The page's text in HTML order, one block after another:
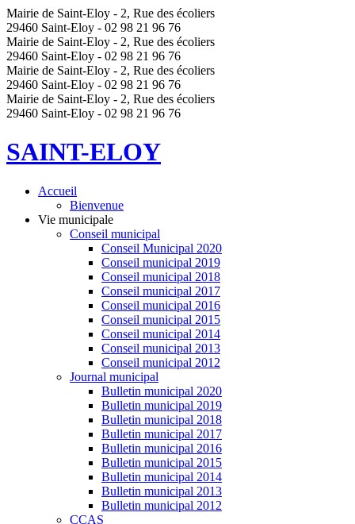
Mairie de Saint-Eloy - 2, Rue des écoliers
29460 Saint-Eloy - 02 98 21 96 76
Mairie de Saint-Eloy - 2, Rue des écoliers
29460 Saint-Eloy - 02 98 21 96 76
Mairie de Saint-Eloy - 2, Rue des écoliers
29460 Saint-Eloy - 02 98 21 96 76
Mairie de Saint-Eloy - 2, Rue des écoliers
29460 Saint-Eloy - 02 98 21 96 76
SAINT-ELOY
Accueil
Bienvenue
Vie municipale
Conseil municipal
Conseil Municipal 2020
Conseil municipal 2019
Conseil municipal 2018
Conseil municipal 2017
Conseil municipal 2016
Conseil municipal 2015
Conseil municipal 2014
Conseil municipal 2013
Conseil municipal 2012
Journal municipal
Bulletin municipal 2020
Bulletin municipal 2019
Bulletin municipal 2018
Bulletin municipal 2017
Bulletin municipal 2016
Bulletin municipal 2015
Bulletin municipal 2014
Bulletin municipal 2013
Bulletin municipal 2012
CCAS